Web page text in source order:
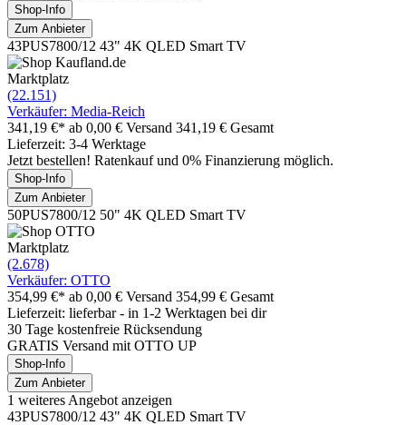
Shop-Info
Zum Anbieter
43PUS7800/12 43" 4K QLED Smart TV
Marktplatz
(22.151)
Verkäufer: Media-Reich
341,19 €* ab 0,00 € Versand 341,19 € Gesamt
Lieferzeit: 3-4 Werktage
Jetzt bestellen! Ratenkauf und 0% Finanzierung möglich.
Shop-Info
Zum Anbieter
50PUS7800/12 50" 4K QLED Smart TV
Marktplatz
(2.678)
Verkäufer: OTTO
354,99 €* ab 0,00 € Versand 354,99 € Gesamt
Lieferzeit: lieferbar - in 1-2 Werktagen bei dir
30 Tage kostenfreie Rücksendung
GRATIS Versand mit OTTO UP
Shop-Info
Zum Anbieter
1 weiteres Angebot anzeigen
43PUS7800/12 43" 4K QLED Smart TV